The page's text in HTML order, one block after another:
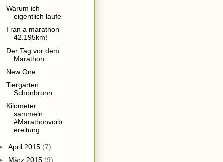
Warum ich
eigentlich laufe
I ran a marathon -
42.195km!
Der Tag vor dem
Marathon
New One
Tiergarten
Schönbrunn
Kilometer
sammeln
#Marathonvorb
ereitung
April 2015 (7)
März 2015 (9)